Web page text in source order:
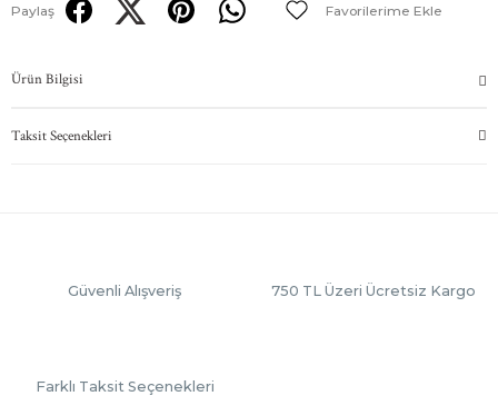
Paylaş
Ürün Bilgisi
Taksit Seçenekleri
Güvenli Alışveriş 750 TL Üzeri Ücretsiz Kargo
Farklı Taksit Seçenekleri